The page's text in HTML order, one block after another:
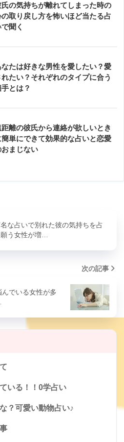
氏の気持ちが離れてしまった時の
の取り戻し方を怖いほど当たる占
で聞く
なたは好きな男性を愛したい？愛
れたい？それぞれのタイプに合う
とは？
距離の彼氏から連絡が欲しいとき
簡単にできて効果的な占いと恋愛
おまじない
な占いで別れた彼の気持ちを占
う女性が増…
次の記事
でいる女性が多
いる！！0学占い
？可愛い動物占い♪